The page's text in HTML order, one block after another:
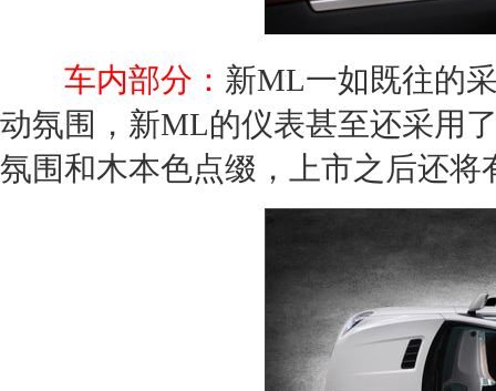
车内部分： 新ML一如既往的
动氛围，新ML的仪表甚至还采用
氛围和木本色点缀，上市之后还